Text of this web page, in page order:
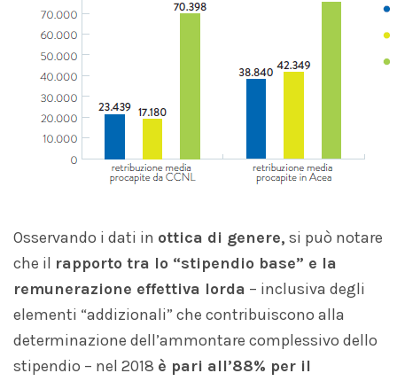
Osservando i dati in ottica di genere, si può notare
che il rapporto tra lo “stipendio base” e la
remunerazione effettiva lorda – inclusiva degli
elementi “addizionali” che contribuiscono alla
determinazione dell’ammontare complessivo dello
stipendio – nel 2018 è pari all’88% per il